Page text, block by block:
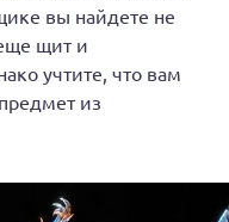
вы найдете не
щит и
учтите, что вам
из